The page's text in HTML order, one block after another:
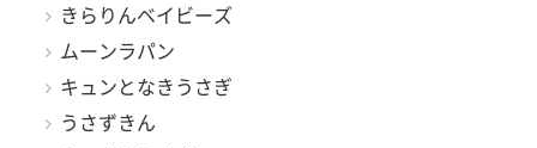
きらりんベイビーズ
ムーンラパン
キュンとなきうさぎ
うさずきん